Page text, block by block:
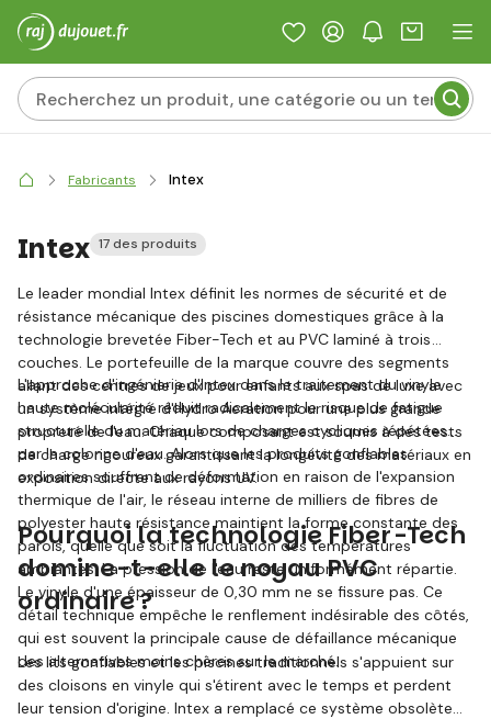
Fabricants Intex
Intex 17 des produits
Le leader mondial Intex définit les normes de sécurité et de
résistance mécanique des piscines domestiques grâce à la
technologie brevetée Fiber-Tech et au PVC laminé à trois
couches. Le portefeuille de la marque couvre des segments
allant des centres de jeux pour enfants aux spas de luxe avec
un système intégré d'Hydro Aeration pour une plus grande
propreté de l'eau. Chaque composant est soumis à des tests
de charge rigoureux garantissant la longévité des matériaux en
exposition directe aux rayons UV.
L'approche d'ingénierie d'Intex dans le traitement du vinyle
haute molécularité réduit radicalement le risque de fatigue
structurelle du matériau lors de charges cycliques répétées
par la colonne d'eau. Alors que les produits gonflables
ordinaires souffrent de déformation en raison de l'expansion
thermique de l'air, le réseau interne de milliers de fibres de
polyester haute résistance maintient la forme constante des
parois, quelle que soit la fluctuation des températures
ambiantes. La pression de l'eau reste uniformément répartie.
Le vinyle d'une épaisseur de 0,30 mm ne se fissure pas. Ce
détail technique empêche le renflement indésirable des côtés,
qui est souvent la principale cause de défaillance mécanique
des alternatives moins chères sur le marché.
Pourquoi la technologie Fiber-Tech
domine-t-elle le noyau PVC
ordinaire ?
Les lits gonflables et les piscines traditionnels s'appuient sur
des cloisons en vinyle qui s'étirent avec le temps et perdent
leur tension d'origine. Intex a remplacé ce système obsolète